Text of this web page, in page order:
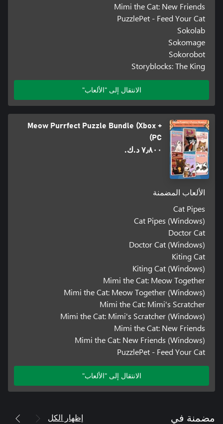
Mimi the Cat: New Friends
PuzzlePet - Feed Your Cat
Sokolab
Sokomage
Sokorobot
Storyblocks: The King
الانتقال إلى "الألعاب"
Meow Purrfect Puzzle Bundle (Xbox +
PC)
٧٫٨٠٠ د.ك.‏
الألعاب المضمنة
Cat Pipes
Cat Pipes (Windows)
Doctor Cat
Doctor Cat (Windows)
Kiting Cat
Kiting Cat (Windows)
Mimi the Cat: Meow Together
Mimi the Cat: Meow Together (Windows)
Mimi the Cat: Mimi's Scratcher
Mimi the Cat: Mimi's Scratcher (Windows)
Mimi the Cat: New Friends
Mimi the Cat: New Friends (Windows)
PuzzlePet - Feed Your Cat
الانتقال إلى "الألعاب"
مضمنة في إظهار الكل